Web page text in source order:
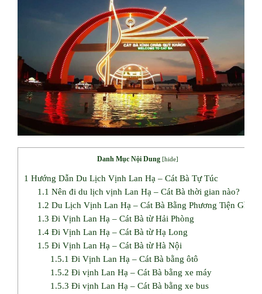
Danh Mục Nội Dung [hide]
1 Hướng Dẫn Du Lịch Vịnh Lan Hạ – Cát Bà Tự Túc
1.1 Nên đi du lịch vịnh Lan Hạ – Cát Bà thời gian nào?
1.2 Du Lịch Vịnh Lan Hạ – Cát Bà Bằng Phương Tiện Gì?
1.3 Đi Vịnh Lan Hạ – Cát Bà từ Hải Phòng
1.4Đi Vịnh Lan Hạ – Cát Bà từ Hạ Long
1.5 Đi Vịnh Lan Hạ – Cát Bà từ Hà Nội
1.5.1 Đi Vịnh Lan Hạ – Cát Bà bằng ôtô
1.5.2 Đi vịnh Lan Hạ – Cát Bà bằng xe máy
1.5.3 Đi vịnh Lan Hạ – Cát Bà bằng xe bus